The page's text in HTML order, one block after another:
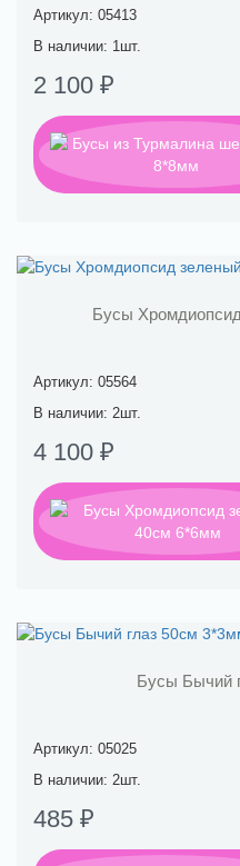
Артикул: 05413
В наличии: 1шт.
2 100 ₽
Бусы
Артикул: 05564
В наличии: 2шт.
4 100 ₽
Бусы Бычий
Артикул: 05025
В наличии: 2шт.
485 ₽